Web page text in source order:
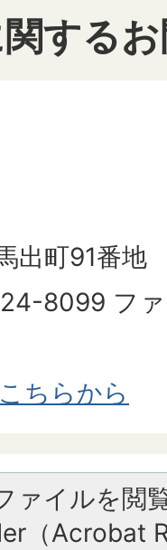
する
出町91番地
8099 フ
ちらから
ァイルを閲
（Acrobat